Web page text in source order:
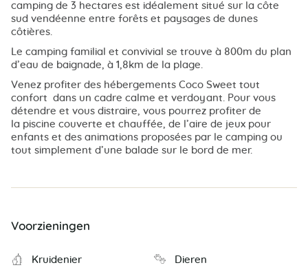
camping de 3 hectares est idéalement situé sur la côte
sud vendéenne entre forêts et paysages de dunes
côtières.
Le camping familial et convivial se trouve à 800m du plan
d’eau de baignade, à 1,8km de la plage.
Venez profiter des hébergements Coco Sweet tout
confort dans un cadre calme et verdoyant. Pour vous
détendre et vous distraire, vous pourrez profiter de
la piscine couverte et chauffée, de l’aire de jeux pour
enfants et des animations proposées par le camping ou
tout simplement d’une balade sur le bord de mer.
Voorzieningen
Kruidenier
Dieren